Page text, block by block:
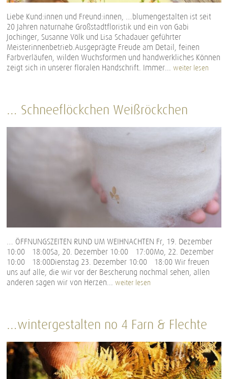
Liebe Kund:innen und Freund:innen, …blumengestalten ist seit
20 Jahren naturnahe Großstadtfloristik und ein von Gabi
Jochinger, Susanne Völk und Lisa Schadauer geführter
Meisterinnenbetrieb.Ausgeprägte Freude am Detail, feinen
Farbverläufen, wilden Wuchsformen und handwerkliches Können
zeigt sich in unserer floralen Handschrift. Immer...weiter lesen
… Schneeflöckchen Weißröckchen
… ÖFFNUNGSZEITEN RUND UM WEIHNACHTEN Fr, 19. Dezember
10:00 – 18:00Sa, 20. Dezember 10:00 – 17:00Mo, 22. Dezember
10:00 – 18:00Dienstag 23. Dezember 10:00 – 18:00 Wir freuen
uns auf alle, die wir vor der Bescherung nochmal sehen, allen
anderen sagen wir von Herzen...weiter lesen
…wintergestalten no 4 Farn & Flechte